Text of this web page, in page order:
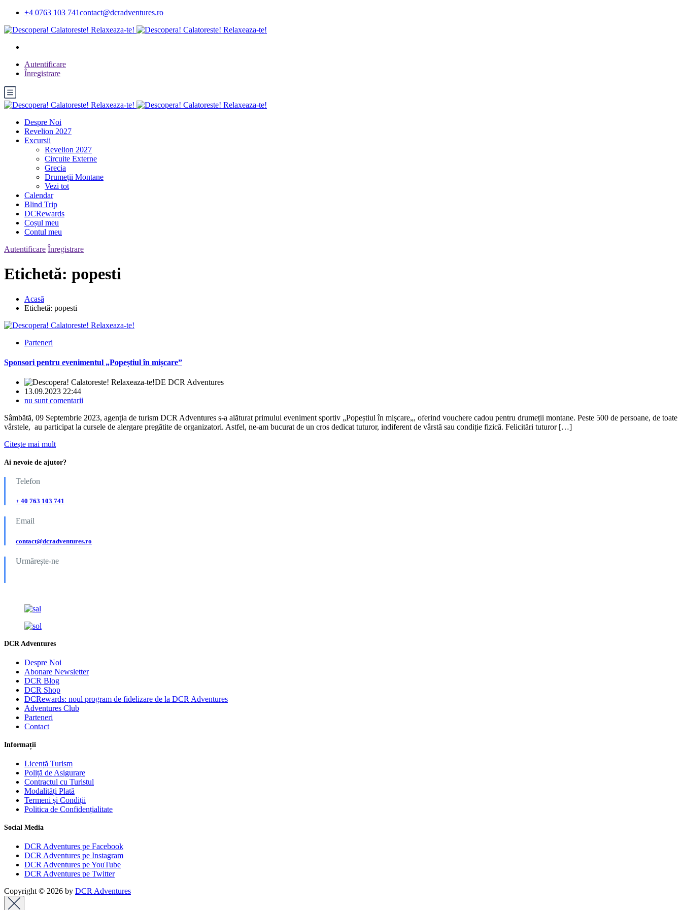
+4 0763 103 741contact@dcradventures.ro
Autentificare
Înregistrare
Despre Noi
Revelion 2027
Excursii
Revelion 2027
Circuite Externe
Grecia
Drumeții Montane
Vezi tot
Calendar
Blind Trip
DCRewards
Coșul meu
Contul meu
Autentificare Înregistrare
Etichetă: popesti
Acasă
Etichetă: popesti
Parteneri
Sponsori pentru evenimentul „Popeștiul în mișcare”
DE DCR Adventures
13.09.2023 22:44
nu sunt comentarii
Sâmbătă, 09 Septembrie 2023, agenția de turism DCR Adventures s-a alăturat primului eveniment sportiv „Popeștiul în mișcare„, oferind vouchere cadou pentru drumeții montane. Peste 500 de persoane, de toate
vârstele, au participat la cursele de alergare pregătite de organizatori. Astfel, ne-am bucurat de un cros dedicat tuturor, indiferent de vârstă sau condiție fizică. Felicitări tuturor […]
Citește mai mult
Ai nevoie de ajutor?
Telefon
+ 40 763 103 741
Email
contact@dcradventures.ro
Urmărește-ne
DCR Adventures
Despre Noi
Abonare Newsletter
DCR Blog
DCR Shop
DCRewards: noul program de fidelizare de la DCR Adventures
Adventures Club
Parteneri
Contact
Informații
Licență Turism
Poliță de Asigurare
Contractul cu Turistul
Modalități Plată
Termeni și Condiții
Politica de Confidențialitate
Social Media
DCR Adventures pe Facebook
DCR Adventures pe Instagram
DCR Adventures pe YouTube
DCR Adventures pe Twitter
Copyright © 2026 by DCR Adventures